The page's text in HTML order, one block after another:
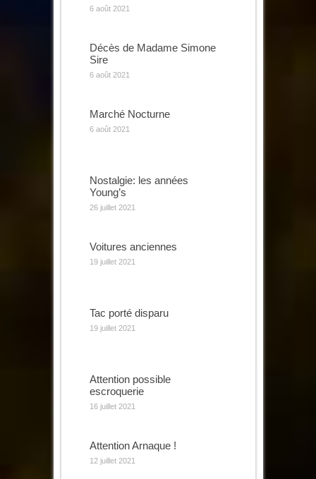
6 août 2021
Décès de Madame Simone
Sire
6 août 2021
Marché Nocturne
6 août 2021
Nostalgie: les années
Young’s
26 juillet 2021
Voitures anciennes
19 juillet 2021
Tac porté disparu
19 juillet 2021
Attention possible
escroquerie
16 juillet 2021
Attention Arnaque !
12 juillet 2021